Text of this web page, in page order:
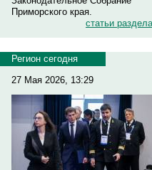
Приморского края.
статьи раздела
Регион сегодня
27 Мая 2026, 13:29